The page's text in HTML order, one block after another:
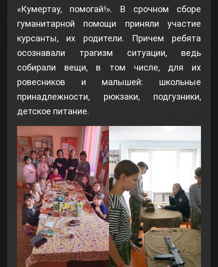
«Кумертау, помогай!». В срочном сборе
гуманитарной помощи приняли участие
курсанты, их родители. Причем ребята
осознавали трагизм ситуации, ведь
собирали вещи, в том числе, для их
ровесников и малышей: школьные
принадлежности, рюкзаки, подгузники,
детское питание.